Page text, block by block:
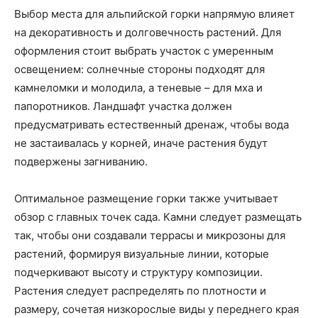
Выбор места для альпийской горки напрямую влияет
на декоративность и долговечность растений. Для
оформления стоит выбрать участок с умеренным
освещением: солнечные стороны подходят для
камнеломки и молодила, а теневые – для мха и
папоротников. Ландшафт участка должен
предусматривать естественный дренаж, чтобы вода
не застаивалась у корней, иначе растения будут
подвержены загниванию.
Оптимальное размещение горки также учитывает
обзор с главных точек сада. Камни следует размещать
так, чтобы они создавали террасы и микрозоны для
растений, формируя визуальные линии, которые
подчеркивают высоту и структуру композиции.
Растения следует распределять по плотности и
размеру, сочетая низкорослые виды у переднего края